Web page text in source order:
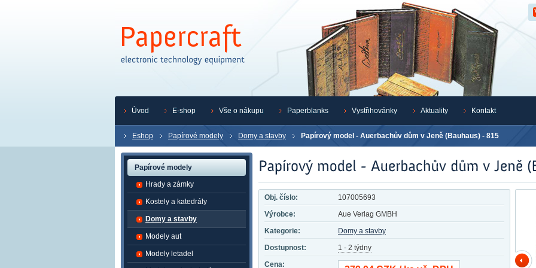
Eshop Papírové modely Domy a stavby Papírový model - Auerbachův dům v Jeně (Bauhaus) - 815
Obj. číslo:
107005693
Výrobce:
Aue Verlag GMBH
Kategorie:
Domy a stavby
Dostupnost:
1 - 2 týdny
Cena:
Papírové modely
Hrady a zámky
Kostely a katedrály
Domy a stavby
Modely aut
Modely letadel
Úvod E-shop Vše o nákupu Paperblanks Vystřihovánky Aktuality Kontakt